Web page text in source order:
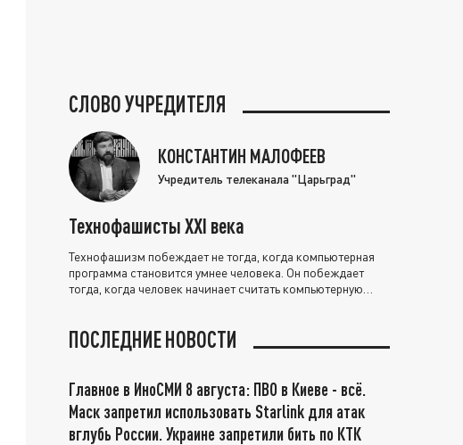
СЛОВО УЧРЕДИТЕЛЯ
КОНСТАНТИН МАЛОФЕЕВ
Учредитель телеканала "Царьград"
Технофашисты XXI века
Технофашизм побеждает не тогда, когда компьютерная
программа становится умнее человека. Он побеждает
тогда, когда человек начинает считать компьютерную
ПОСЛЕДНИЕ НОВОСТИ
Главное в ИноСМИ 8 августа: ПВО в Киеве - всё.
Маск запретил использовать Starlink для атак
вглубь России. Украине запретили бить по КТК